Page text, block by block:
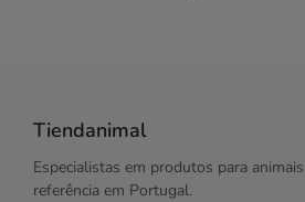
Tiendanimal
Especialistas em produtos para
referência em Portugal.